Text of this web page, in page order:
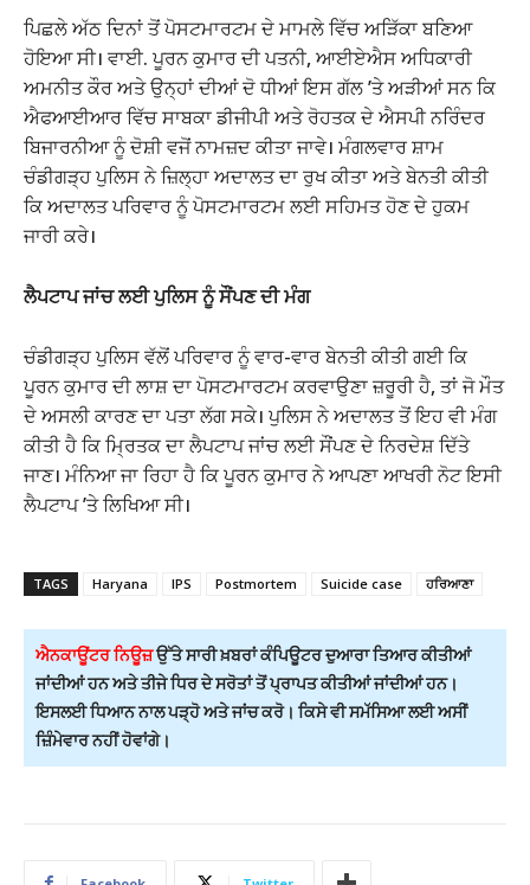
ਪਿਛਲੇ ਅੱਠ ਦਿਨਾਂ ਤੋਂ ਪੋਸਟਮਾਰਟਮ ਦੇ ਮਾਮਲੇ ਵਿੱਚ ਅੜਿੱਕਾ ਬਣਿਆ
ਹੋਇਆ ਸੀ। ਵਾਈ. ਪੂਰਨ ਕੁਮਾਰ ਦੀ ਪਤਨੀ, ਆਈਏਐਸ ਅਧਿਕਾਰੀ
ਅਮਨੀਤ ਕੌਰ ਅਤੇ ਉਨ੍ਹਾਂ ਦੀਆਂ ਦੋ ਧੀਆਂ ਇਸ ਗੱਲ ’ਤੇ ਅੜੀਆਂ ਸਨ ਕਿ
ਐਫਆਈਆਰ ਵਿੱਚ ਸਾਬਕਾ ਡੀਜੀਪੀ ਅਤੇ ਰੋਹਤਕ ਦੇ ਐਸਪੀ ਨਰਿੰਦਰ
ਬਿਜਾਰਨੀਆ ਨੂੰ ਦੋਸ਼ੀ ਵਜੋਂ ਨਾਮਜ਼ਦ ਕੀਤਾ ਜਾਵੇ। ਮੰਗਲਵਾਰ ਸ਼ਾਮ
ਚੰਡੀਗੜ੍ਹ ਪੁਲਿਸ ਨੇ ਜ਼ਿਲ੍ਹਾ ਅਦਾਲਤ ਦਾ ਰੁਖ ਕੀਤਾ ਅਤੇ ਬੇਨਤੀ ਕੀਤੀ
ਕਿ ਅਦਾਲਤ ਪਰਿਵਾਰ ਨੂੰ ਪੋਸਟਮਾਰਟਮ ਲਈ ਸਹਿਮਤ ਹੋਣ ਦੇ ਹੁਕਮ
ਜਾਰੀ ਕਰੇ।
ਲੈਪਟਾਪ ਜਾਂਚ ਲਈ ਪੁਲਿਸ ਨੂੰ ਸੌਂਪਣ ਦੀ ਮੰਗ
ਚੰਡੀਗੜ੍ਹ ਪੁਲਿਸ ਵੱਲੋਂ ਪਰਿਵਾਰ ਨੂੰ ਵਾਰ-ਵਾਰ ਬੇਨਤੀ ਕੀਤੀ ਗਈ ਕਿ
ਪੂਰਨ ਕੁਮਾਰ ਦੀ ਲਾਸ਼ ਦਾ ਪੋਸਟਮਾਰਟਮ ਕਰਵਾਉਣਾ ਜ਼ਰੂਰੀ ਹੈ, ਤਾਂ ਜੋ ਮੌਤ
ਦੇ ਅਸਲੀ ਕਾਰਣ ਦਾ ਪਤਾ ਲੱਗ ਸਕੇ। ਪੁਲਿਸ ਨੇ ਅਦਾਲਤ ਤੋਂ ਇਹ ਵੀ ਮੰਗ
ਕੀਤੀ ਹੈ ਕਿ ਮ੍ਰਿਤਕ ਦਾ ਲੈਪਟਾਪ ਜਾਂਚ ਲਈ ਸੌਂਪਣ ਦੇ ਨਿਰਦੇਸ਼ ਦਿੱਤੇ
ਜਾਣ। ਮੰਨਿਆ ਜਾ ਰਿਹਾ ਹੈ ਕਿ ਪੂਰਨ ਕੁਮਾਰ ਨੇ ਆਪਣਾ ਆਖਰੀ ਨੋਟ ਇਸੀ
ਲੈਪਟਾਪ ’ਤੇ ਲਿਖਿਆ ਸੀ।
TAGS Haryana IPS Postmortem Suicide case ਹਰਿਆਣਾ
ਐਨਕਾਊਂਟਰ ਨਿਊਜ਼ਉੱਤੇ ਸਾਰੀ ਖ਼ਬਰਾਂ ਕੰਪਿਊਟਰ ਦੁਆਰਾ ਤਿਆਰ ਕੀਤੀਆਂ
ਜਾਂਦੀਆਂ ਹਨ ਅਤੇ ਤੀਜੇ ਧਿਰ ਦੇ ਸਰੋਤਾਂ ਤੋਂ ਪ੍ਰਾਪਤ ਕੀਤੀਆਂ ਜਾਂਦੀਆਂ ਹਨ।
ਇਸਲਈ ਧਿਆਨ ਨਾਲ ਪੜ੍ਹੋ ਅਤੇ ਜਾਂਚ ਕਰੋ। ਕਿਸੇ ਵੀ ਸਮੱਸਿਆ ਲਈ ਅਸੀਂ
ਜ਼ਿੰਮੇਵਾਰ ਨਹੀਂ ਹੋਵਾਂਗੇ।